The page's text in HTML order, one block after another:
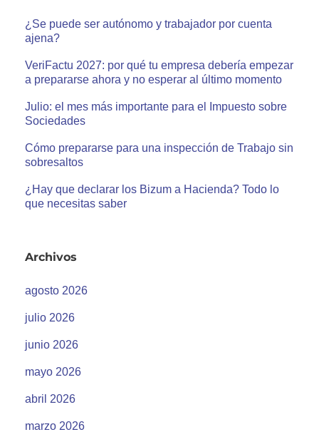
¿Se puede ser autónomo y trabajador por cuenta
ajena?
VeriFactu 2027: por qué tu empresa debería empezar
a prepararse ahora y no esperar al último momento
Julio: el mes más importante para el Impuesto sobre
Sociedades
Cómo prepararse para una inspección de Trabajo sin
sobresaltos
¿Hay que declarar los Bizum a Hacienda? Todo lo
que necesitas saber
Archivos
agosto 2026
julio 2026
junio 2026
mayo 2026
abril 2026
marzo 2026